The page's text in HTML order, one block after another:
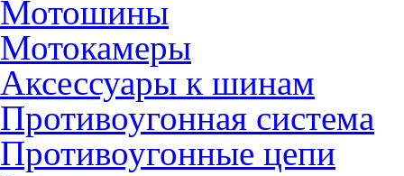
Мотошины
Мотокамеры
Аксессуары к шинам
Противоугонная система
Противоугонные цепи